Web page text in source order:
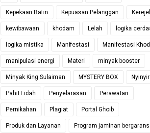
Kepekaan Batin Kepuasan Pelanggan
kewibawaan khodam Lelah logika
logika mistika Manifestasi Manifestasi
manipulasi energi Materi minyak booster
Minyak King Sulaiman MYSTERY BOX Nyinyir
Pahit Lidah Penyelarasan Perawatan
Pernikahan Plagiat Portal Ghoib
Produk dan Layanan Program jaminan bergaransi